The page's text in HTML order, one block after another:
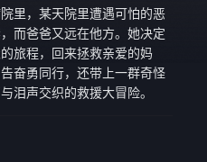
里，某天院里遭遇可怕的恶
而爸爸又远在他方。她决定
旅程，回来拯救亲爱的妈
奋勇同行，还带上一群奇怪
泪声交织的救援大冒险。